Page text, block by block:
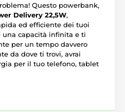
Questo powerbank,
Delivery 22,5W,
ed efficiente dei tuoi
una capacità infinita e ti
per un tempo davvero
da dove ti trovi, avrai
per il tuo telefono, tablet